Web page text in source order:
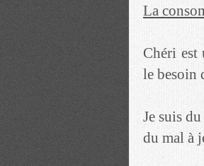
La
Chéri est
le besoin
Je suis
du mal à